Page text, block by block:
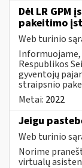
Dėl LR
pakeitimo
Web turinio
Informuojame,
Respublikos
gyventojų
straipsnio
Metai: 2022
Jeigu
Web turinio
Norime
virtualų